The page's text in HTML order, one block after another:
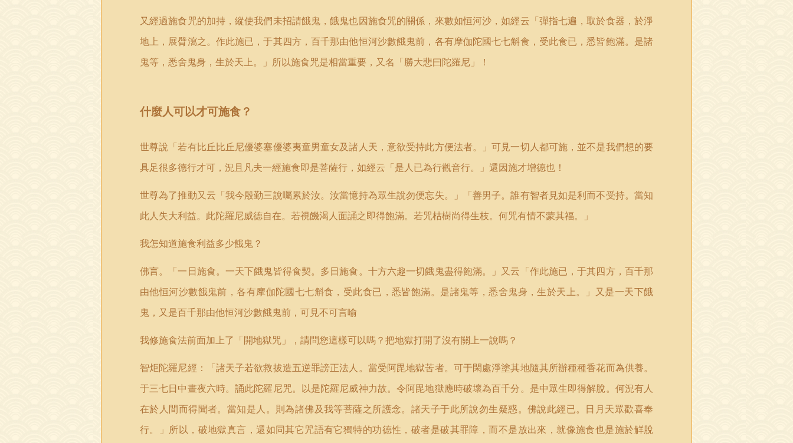
又經過施食咒的加持，縱使我們未招請餓鬼，餓鬼也因施食咒的關係，來數如恒河沙，如經云「彈指七遍，取於食器，於淨
地上，展臂瀉之。作此施已，于其四方，百千那由他恒河沙數餓鬼前，各有摩伽陀國七七斛食，受此食已，悉皆飽滿。是諸
鬼等，悉舍鬼身，生於天上。」所以施食咒是相當重要，又名「勝大悲曰陀羅尼」！
什麼人可以才可施食？
世尊說「若有比丘比丘尼優婆塞優婆夷童男童女及諸人天，意欲受持此方便法者。」可見一切人都可施，並不是我們想的要
具足很多德行才可，況且凡夫一經施食即是菩薩行，如經云「是人已為行觀音行。」還因施才增德也！
世尊為了推動又云「我今殷勤三說囑累於汝。汝當憶持為眾生說勿便忘失。」「善男子。誰有智者見如是利而不受持。當知
此人失大利益。此陀羅尼威德自在。若視饑渴人面誦之即得飽滿。若咒枯樹尚得生枝。何咒有情不蒙其福。」
我怎知道施食利益多少餓鬼？
佛言。「一日施食。一天下餓鬼皆得食契。多日施食。十方六趣一切餓鬼盡得飽滿。」又云「作此施已，于其四方，百千那
由他恒河沙數餓鬼前，各有摩伽陀國七七斛食，受此食已，悉皆飽滿。是諸鬼等，悉舍鬼身，生於天上。」又是一天下餓
鬼，又是百千那由他恒河沙數餓鬼前，可見不可言喻
我修施食法前面加上了「開地獄咒」，請問您這樣可以嗎？把地獄打開了沒有關上一說嗎？
智炬陀羅尼經：「諸天子若欲救拔造五逆罪謗正法人。當受阿毘地獄苦者。可于閑處淨塗其地隨其所辦種種香花而為供養。
于三七日中晝夜六時。誦此陀羅尼咒。以是陀羅尼威神力故。令阿毘地獄應時破壞為百千分。是中眾生即得解脫。何況有人
在於人間而得聞者。當知是人。則為諸佛及我等菩薩之所護念。諸天子于此所說勿生疑惑。佛說此經已。日月天眾歡喜奉
行。」所以，破地獄真言，還如同其它咒語有它獨特的功德性，破者是破其罪障，而不是放出來，就像施食也是施於觧脫